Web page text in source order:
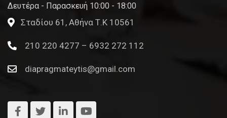
Δευτέρα - Παρασκευή 10:00 - 18:00
Σταδίου 61, Αθήνα Τ.Κ 10561
210 220 4277 – 6932 272 112
diapragmateytis@gmail.com